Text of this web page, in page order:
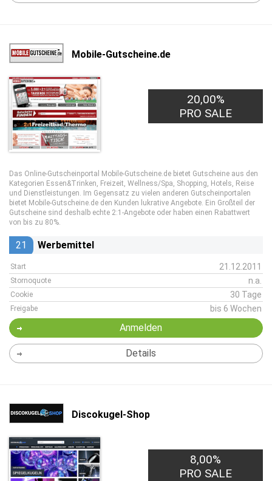
Mobile-Gutscheine.de
20,00%
PRO SALE
Das Online-Gutscheinportal Mobile-Gutscheine.de bietet Gutscheine aus den
Kategorien Essen&Trinken, Freizeit, Wellness/Spa, Shopping, Hotels, Reise
und Dienstleistungen. Im Gegensatz zu vielen anderen Gutscheinportalen
bietet Mobile-Gutscheine.de den Kunden lukrative Angebote. Ein Großteil der
Gutscheine sind deshalb echte 2:1-Angebote oder haben einen Rabattwert
von bis zu 80%.
21 Werbemittel
Start 21.12.2011
Stornoquote n.a.
Cookie 30 Tage
Freigabe bis 6 Wochen
Anmelden
Details
Discokugel-Shop
8,00%
PRO SALE